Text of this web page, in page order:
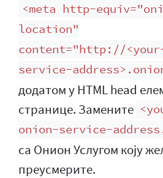
<meta http-
location"
content="http://
service-
додатом у HTML head
странице. Замените
onion-service-
са Онион Услугом коју
преусмерите.